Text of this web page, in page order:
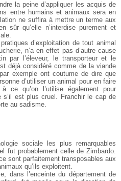
la peine d’appliquer les acquis de
entre humains et animaux sera en
ne suffira à mettre un terme aux
sûr qu’elle n’interdise purement et
d’exploitation de tout animal
n’a en effet pas d’autre cause
par l’éleveur, le transporteuret le
déjàconsidéré comme de la viande
exemple ont coutume de dire que
d’utiliser un animal pour en faire
à ce qu’on l’utilise également pour
est plus cruel. Franchir le cap de
au sadisme.
sociale les plus remarquables
futprobablement celle de Zimbardo.
sont parfaitement transposables aux
qu’ils exploitent.
dans l’enceinte du département de